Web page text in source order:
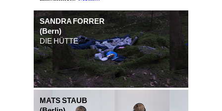
SANDRA FORRER
(Bern)
DIE HÜTTE
MATS STAUB